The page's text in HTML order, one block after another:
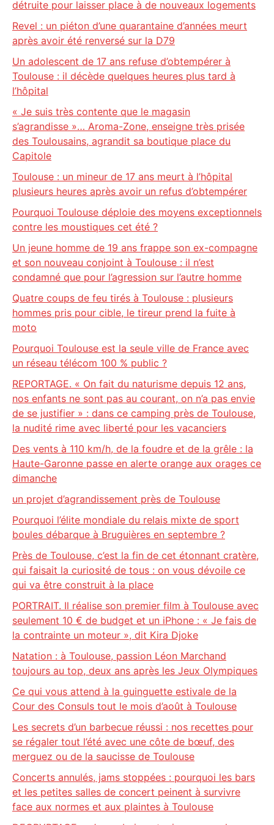
détruite pour laisser place à de nouveaux logements
Revel : un piéton d’une quarantaine d’années meurt
après avoir été renversé sur la D79
Un adolescent de 17 ans refuse d’obtempérer à
Toulouse : il décède quelques heures plus tard à
l’hôpital
« Je suis très contente que le magasin
s’agrandisse »… Aroma-Zone, enseigne très prisée
des Toulousains, agrandit sa boutique place du
Capitole
Toulouse : un mineur de 17 ans meurt à l’hôpital
plusieurs heures après avoir un refus d’obtempérer
Pourquoi Toulouse déploie des moyens exceptionnels
contre les moustiques cet été ?
Un jeune homme de 19 ans frappe son ex-compagne
et son nouveau conjoint à Toulouse : il n’est
condamné que pour l’agression sur l’autre homme
Quatre coups de feu tirés à Toulouse : plusieurs
hommes pris pour cible, le tireur prend la fuite à
moto
Pourquoi Toulouse est la seule ville de France avec
un réseau télécom 100 % public ?
REPORTAGE. « On fait du naturisme depuis 12 ans,
nos enfants ne sont pas au courant, on n’a pas envie
de se justifier » : dans ce camping près de Toulouse,
la nudité rime avec liberté pour les vacanciers
Des vents à 110 km/h, de la foudre et de la grêle : la
Haute-Garonne passe en alerte orange aux orages ce
dimanche
un projet d’agrandissement près de Toulouse
Pourquoi l’élite mondiale du relais mixte de sport
boules débarque à Bruguières en septembre ?
Près de Toulouse, c’est la fin de cet étonnant cratère,
qui faisait la curiosité de tous : on vous dévoile ce
qui va être construit à la place
PORTRAIT. Il réalise son premier film à Toulouse avec
seulement 10 € de budget et un iPhone : « Je fais de
la contrainte un moteur », dit Kira Djoke
Natation : à Toulouse, passion Léon Marchand
toujours au top, deux ans après les Jeux Olympiques
Ce qui vous attend à la guinguette estivale de la
Cour des Consuls tout le mois d’août à Toulouse
Les secrets d’un barbecue réussi : nos recettes pour
se régaler tout l’été avec une côte de bœuf, des
merguez ou de la saucisse de Toulouse
Concerts annulés, jams stoppées : pourquoi les bars
et les petites salles de concert peinent à survivre
face aux normes et aux plaintes à Toulouse